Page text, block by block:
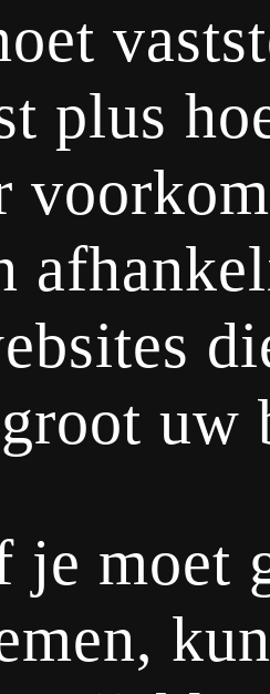
plus
groot uw
je moet